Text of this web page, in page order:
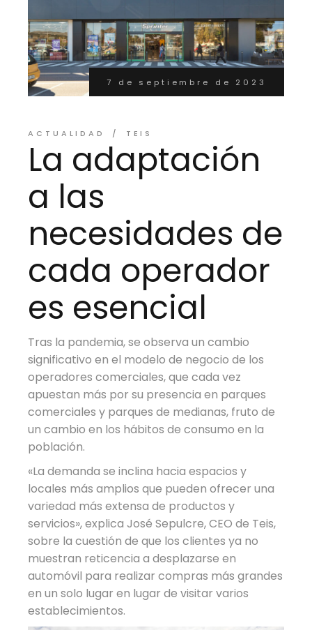
7 de septiembre de 2023
ACTUALIDAD TEIS
La adaptación
a las
necesidades de
cada operador
es esencial
Tras la pandemia, se observa un cambio
significativo en el modelo de negocio de los
operadores comerciales, que cada vez
apuestan más por su presencia en parques
comerciales y parques de medianas, fruto de
un cambio en los hábitos de consumo en la
población.
«La demanda se inclina hacia espacios y
locales más amplios que pueden ofrecer una
variedad más extensa de productos y
servicios», explica José Sepulcre, CEO de Teis,
sobre la cuestión de que los clientes ya no
muestran reticencia a desplazarse en
automóvil para realizar compras más grandes
en un solo lugar en lugar de visitar varios
establecimientos.